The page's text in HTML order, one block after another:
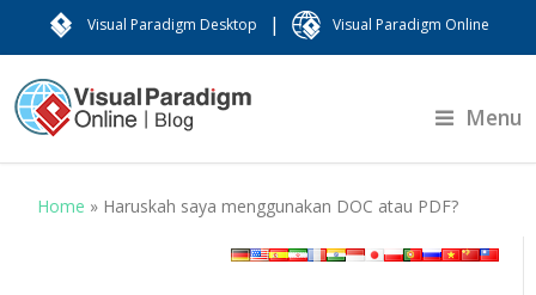
Visual Paradigm Desktop | Visual Paradigm Online
Menu
Home » Haruskah saya menggunakan DOC atau PDF?